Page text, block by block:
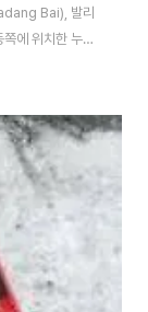
Bai), 발리
에 위치한 누사
다이버 메니
서와 달리 발리
스트락터와 함께
해 교육을 받기
경험할 수 있